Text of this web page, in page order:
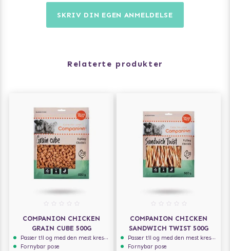
SKRIV DIN EGEN ANMELDELSE
Relaterte produkter
COMPANION CHICKEN
GRAIN CUBE 500G
Passer til og med den mest kresne hunden
Fornybar pose
COMPANION CHICKEN
SANDWICH TWIST 500G
Passer til og med den mest kresne hunden
Fornybar pose